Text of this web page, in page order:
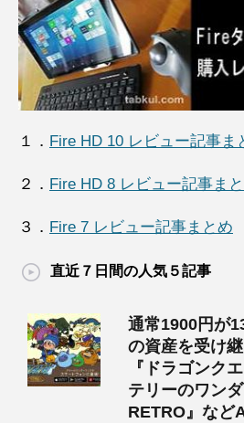
１． Fire HD 10 レビュー記事ま
２． Fire HD 8 レビュー記事ま
３． Fire 7 レビュー記事まとめ
直近７日間の人気５記事
通常1900円が
の資産を受け
『ドラゴンク
テリーのワン
RETRO』など